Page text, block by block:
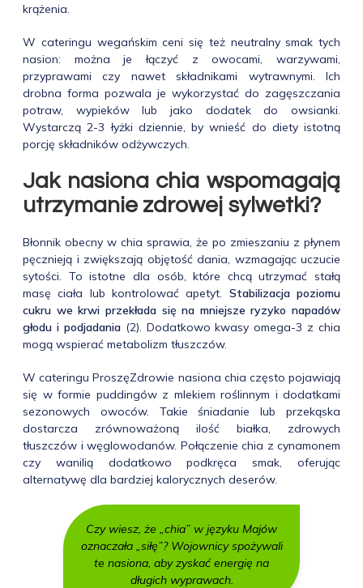
krążenia.
W cateringu wegańskim ceni się też neutralny smak tych
nasion: można je łączyć z owocami, warzywami,
przyprawami czy nawet składnikami wytrawnymi. Ich
drobna forma pozwala je wykorzystać do zagęszczania
potraw, wypieków lub jako dodatek do owsianki.
Wystarczą 2-3 łyżki dziennie, by wnieść do diety istotną
porcję składników odżywczych.
Jak nasiona chia wspomagają
utrzymanie zdrowej sylwetki?
Błonnik obecny w chia sprawia, że po zmieszaniu z płynem
pęcznieją i zwiększają objętość dania, wzmagając uczucie
sytości. To istotne dla osób, które chcą utrzymać stałą
masę ciała lub kontrolować apetyt. Stabilizacja poziomu
cukru we krwi przekłada się na mniejsze ryzyko napadów
głodu i podjadania(2). Dodatkowo kwasy omega-3 z chia
mogą wspierać metabolizm tłuszczów.
W cateringu ProszęZdrowie nasiona chia często pojawiają
się w formie puddingów z mlekiem roślinnym i dodatkami
sezonowych owoców. Takie śniadanie lub przekąska
dostarcza zrównoważoną ilość białka, zdrowych
tłuszczów i węglowodanów. Połączenie chia z cynamonem
czy wanilią dodatkowo podkręca smak, oferując
alternatywę dla bardziej kalorycznych deserów.
Czy wiesz, że „chia” w języku Majów
oznaczała „siłę”? Wojownicy spożywali
te nasiona, aby zyskać energię na
długich wyprawach.